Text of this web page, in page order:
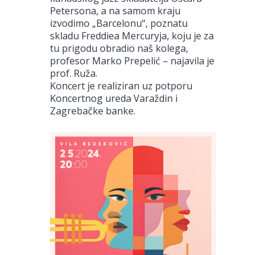
Petersona, a na samom kraju
izvodimo „Barcelonu“, poznatu
skladu Freddiea Mercuryja, koju je za
tu prigodu obradio naš kolega,
profesor Marko Prepelić – najavila je
prof. Ruža.
Koncert je realiziran uz potporu
Koncertnog ureda Varaždin i
Zagrebačke banke.